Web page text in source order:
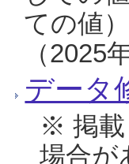
ての値
（2025
データ
※ 掲載
場合が